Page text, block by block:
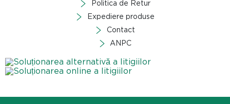
Politica de Retur
Expediere produse
Contact
ANPC